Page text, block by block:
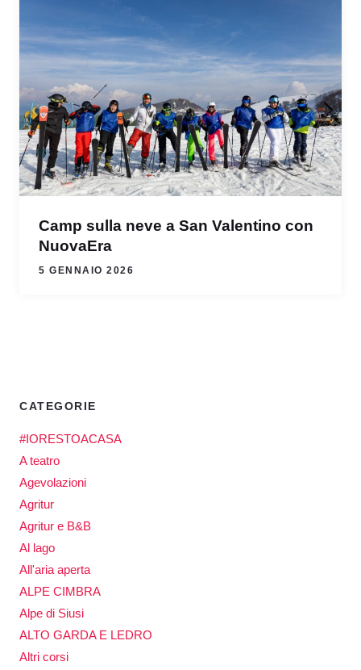
Camp sulla neve a San Valentino con
NuovaEra
5 GENNAIO 2026
CATEGORIE
#IORESTOACASA
A teatro
Agevolazioni
Agritur
Agritur e B&B
Al lago
All'aria aperta
ALPE CIMBRA
Alpe di Siusi
ALTO GARDA E LEDRO
Altri corsi